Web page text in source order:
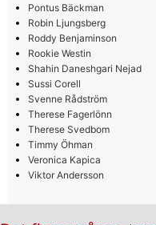
Pontus Bäckman
Robin Ljungsberg
Roddy Benjaminson
Rookie Westin
Shahin Daneshgari Nejad
Sussi Corell
Svenne Rådström
Therese Fagerlönn
Therese Svedbom
Timmy Öhman
Veronica Kapica
Viktor Andersson